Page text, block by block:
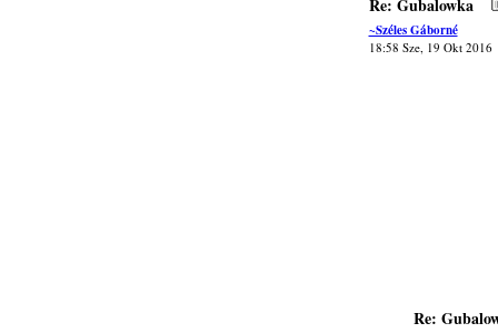
Re: Gubalowka
~Széles Gáborné
18:58 Sze, 19 Okt 2016
Re: